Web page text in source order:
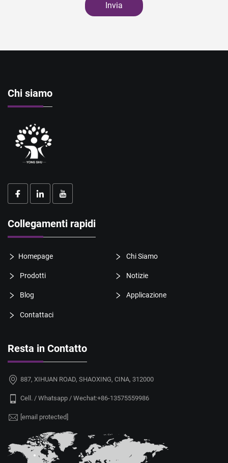
Invia
Chi siamo
Collegamenti rapidi
Homepage Chi Siamo
Prodotti Notizie
Blog Applicazione
Contattaci
Resta in Contatto
887, XIHUAN ROAD, SHAOXING, CINA, 312000
Cell. / Whatsapp / Wechat:+86-13575559986
[email protected]